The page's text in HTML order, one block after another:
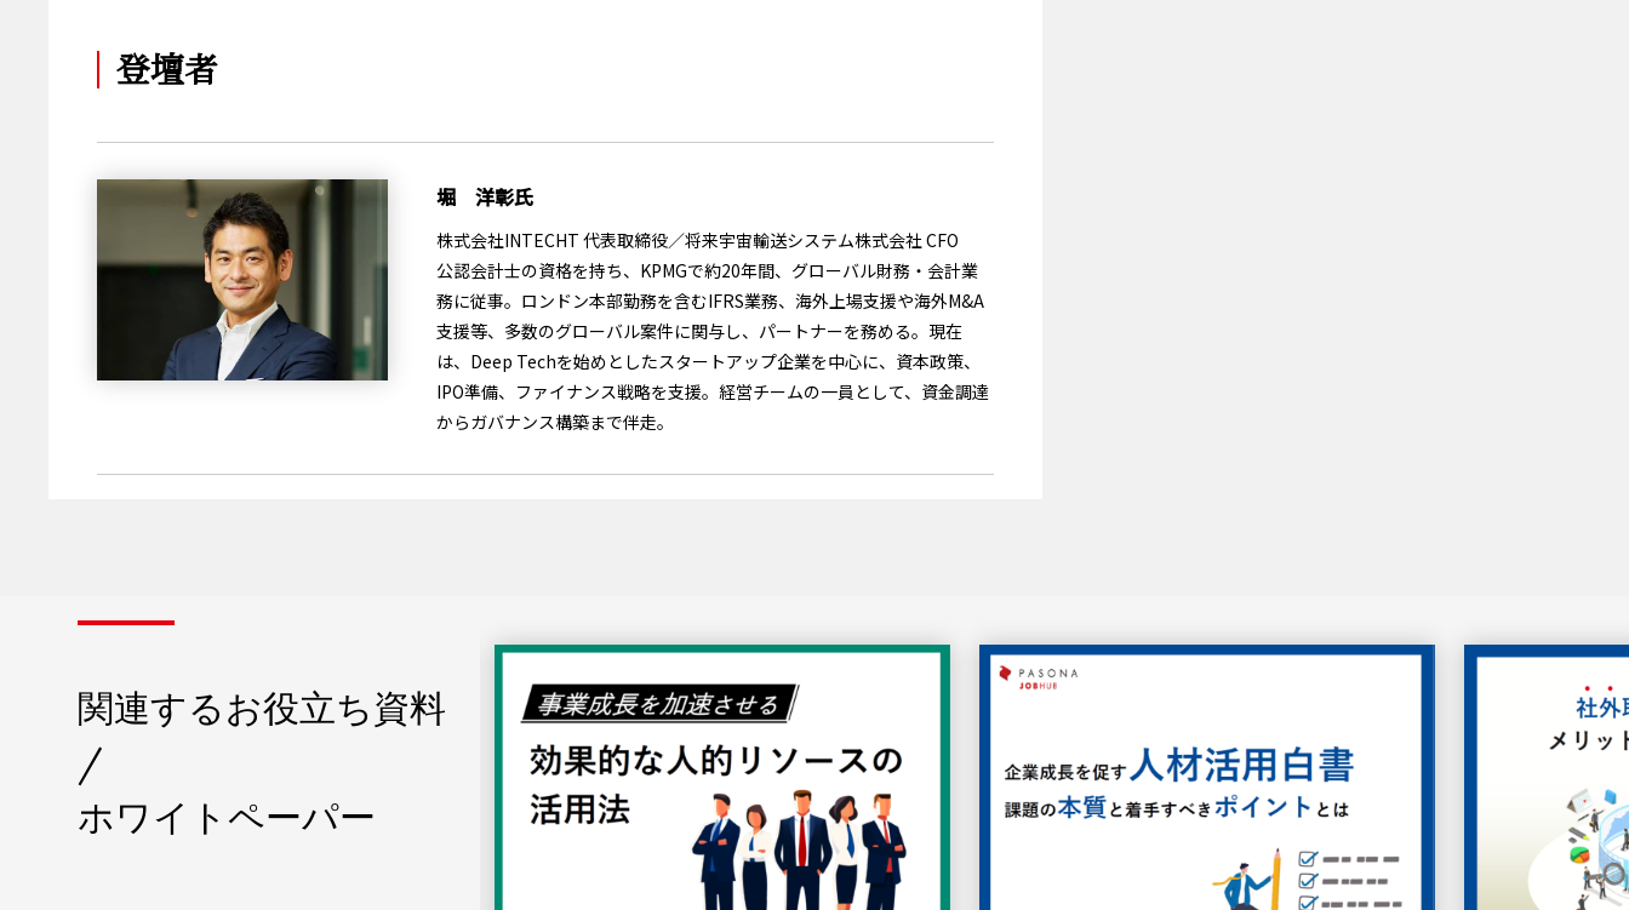
登壇者
堀 洋彰氏
株式会社INTECHT 代表取締役／将来宇宙輸送システム株式会社 CFO
公認会計士の資格を持ち、KPMGで約20年間、グローバル財務・会計業
務に従事。ロンドン本部勤務を含むIFRS業務、海外上場支援や海外M&A
支援等、多数のグローバル案件に関与し、パートナーを務める。現在
は、Deep Techを始めとしたスタートアップ企業を中心に、資本政策、
IPO準備、ファイナンス戦略を支援。経営チームの一員として、資金調達
からガバナンス構築まで伴走。
関連するお役立ち資料
/
ホワイトペーパー